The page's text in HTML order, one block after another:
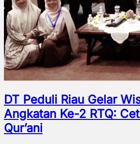
DT Peduli Riau Gelar
Angkatan Ke-2 RTQ:
Qur’ani